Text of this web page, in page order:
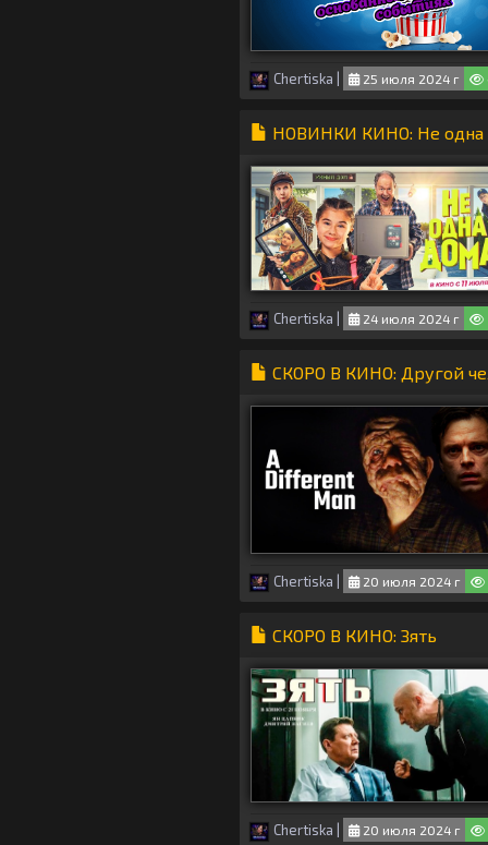
Chertiska 25 июля 2024 г
НОВИНКИ КИНО: He oднa
Chertiska 24 июля 2024 г
СКОРО В КИНО: Другой
Chertiska 20 июля 2024 г
СКОРО В КИНО: Зять
Chertiska 20 июля 2024 г